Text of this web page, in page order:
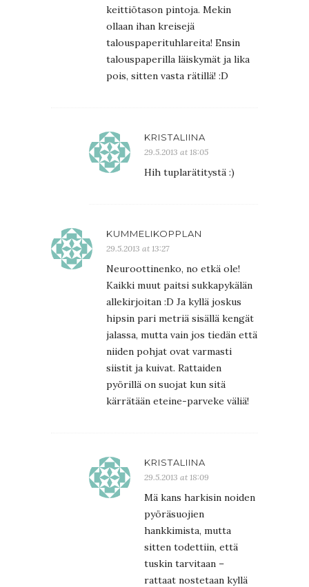
keittiötason pintoja. Mekin
ollaan ihan kreisejä
talouspaperituhlareita! Ensin
talouspaperilla läiskymät ja lika
pois, sitten vasta rätillä! :D
KRISTALIINA
29.5.2013 at 18:05
Hih tuplarätitystä :)
KUMMELIKOPPLAN
29.5.2013 at 13:27
Neuroottinenko, no etkä ole!
Kaikki muut paitsi sukkapykälän
allekirjoitan :D Ja kyllä joskus
hipsin pari metriä sisällä kengät
jalassa, mutta vain jos tiedän että
niiden pohjat ovat varmasti
siistit ja kuivat. Rattaiden
pyörillä on suojat kun sitä
kärrätään eteine-parveke väliä!
KRISTALIINA
29.5.2013 at 18:09
Mä kans harkisin noiden
pyöräsuojien
hankkimista, mutta
sitten todettiin, että
tuskin tarvitaan –
rattaat nostetaan kyllä